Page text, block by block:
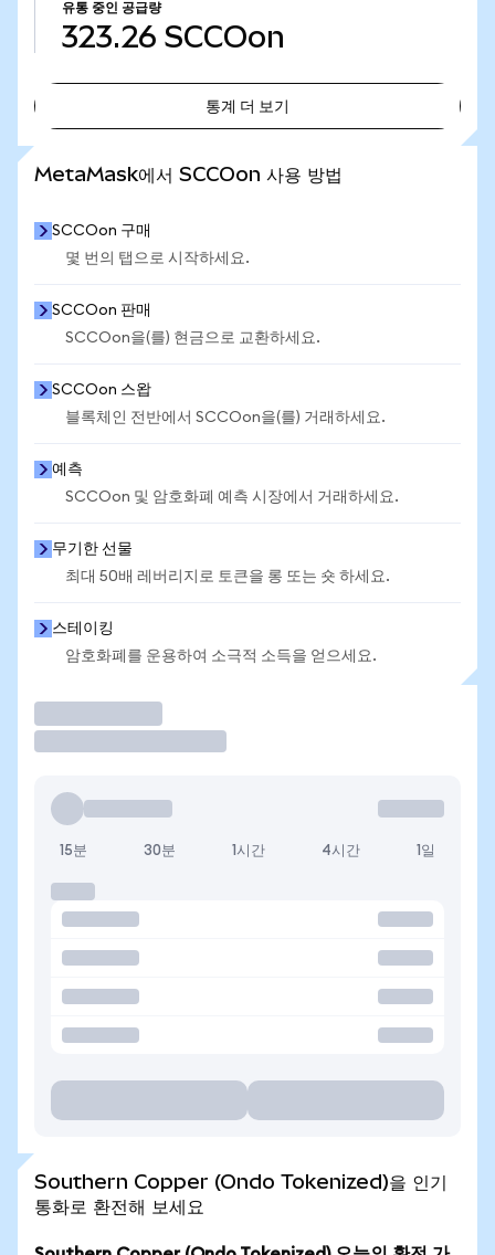
유통 중인 공급량
323.26 SCCOon
통계 더 보기
MetaMask에서 SCCOon 사용 방법
SCCOon 구매
몇 번의 탭으로 시작하세요.
SCCOon 판매
SCCOon을(를) 현금으로 교환하세요.
SCCOon 스왑
블록체인 전반에서 SCCOon을(를) 거래하세요.
예측
SCCOon 및 암호화폐 예측 시장에서 거래하세요.
무기한 선물
최대 50배 레버리지로 토큰을 롱 또는 숏 하세요.
스테이킹
암호화폐를 운용하여 소극적 소득을 얻으세요.
15분 30분 1시간 4시간 1일
Southern Copper (Ondo Tokenized)을 인기
통화로 환전해 보세요